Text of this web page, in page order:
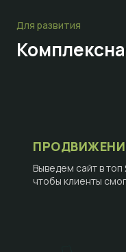
Для развития
Выведем сайт в топ
чтобы клиенты